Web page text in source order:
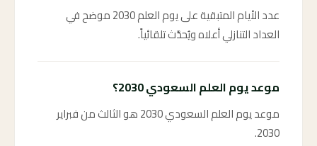
عدد الأيام المتبقية على يوم العلم 2030 موضح في
العداد التنازلي أعلاه ويُحدَّث تلقائياً.
موعد يوم العلم السعودي 2030؟
موعد يوم العلم السعودي 2030 هو الثالث من فبراير
2030.